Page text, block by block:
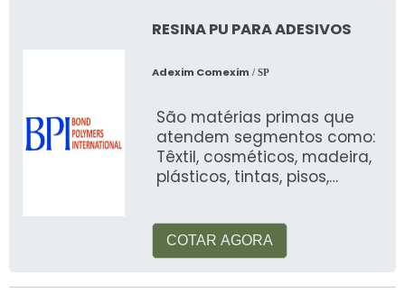
RESINA PU PARA ADESIVOS
Adexim Comexim / SP
São matérias primas que
atendem segmentos como:
Têxtil, cosméticos, madeira,
plásticos, tintas, pisos,
COTAR AGORA